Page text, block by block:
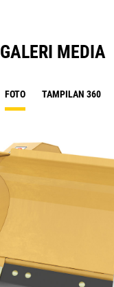
GALERI MEDIA
FOTO TAMPILAN 360